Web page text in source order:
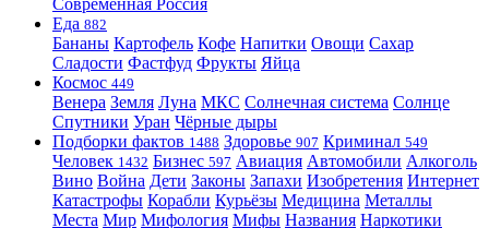
Современная Россия
Еда 882
Бананы Картофель Кофе Напитки Овощи Сахар
Сладости Фастфуд Фрукты Яйца
Космос 449
Венера Земля Луна МКС Солнечная система Солнце
Спутники Уран Чёрные дыры
Подборки фактов 1488 Здоровье 907 Криминал 549
Человек 1432 Бизнес 597 Авиация Автомобили Алкоголь
Вино Война Дети Законы Запахи Изобретения Интернет
Катастрофы Корабли Курьёзы Медицина Металлы
Места Мир Мифология Мифы Названия Наркотики